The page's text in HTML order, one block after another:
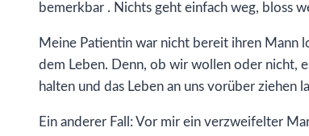
bemerkbar . Nichts geht einfach weg, bloss
Meine Patientin war nicht bereit ihren Mann
dem Leben. Denn, ob wir wollen oder nicht,
halten und das Leben an uns vorüber ziehen
Ein anderer Fall: Vor mir ein verzweifelter